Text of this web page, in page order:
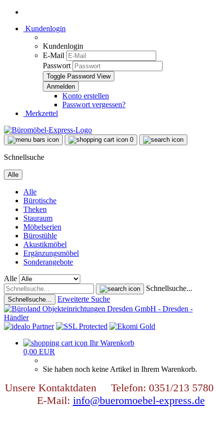
Kundenlogin
Kundenlogin
E-Mail
Passwort
Toggle Password View
Konto erstellen
Passwort vergessen?
Merkzettel
0
Schnellsuche
Alle
Alle
Bürotische
Theken
Stauraum
Möbelserien
Bürostühle
Akustikmöbel
Ergänzungsmöbel
Sonderangebote
Alle
Schnellsuche...
Schnellsuche... Erweiterte Suche
Ihr Warenkorb
0,00 EUR
Sie haben noch keine Artikel in Ihrem Warenkorb.
Unsere Kontaktdaten Telefon: 0351/213 5780
E-Mail: info@bueromoebel-express.de